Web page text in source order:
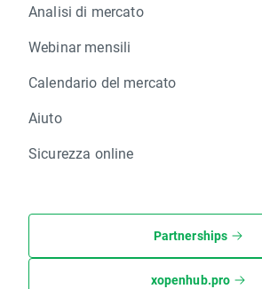
Analisi di mercato
Webinar mensili
Calendario del mercato
Aiuto
Sicurezza online
Partnerships
xopenhub.pro